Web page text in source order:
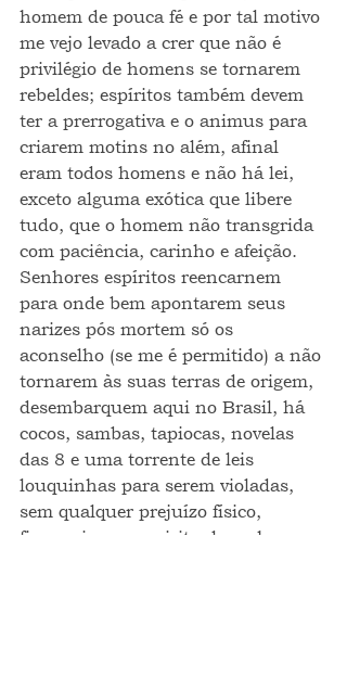
homem de pouca fé e por tal motivo
me vejo levado a crer que não é
privilégio de homens se tornarem
rebeldes; espíritos também devem
ter a prerrogativa e o animus para
criarem motins no além, afinal
eram todos homens e não há lei,
exceto alguma exótica que libere
tudo, que o homem não transgrida
com paciência, carinho e afeição.
Senhores espíritos reencarnem
para onde bem apontarem seus
narizes pós mortem só os
aconselho (se me é permitido) a não
tornarem às suas terras de origem,
desembarquem aqui no Brasil, há
cocos, sambas, tapiocas, novelas
das 8 e uma torrente de leis
louquinhas para serem violadas,
sem qualquer prejuízo físico,
financeiro ou espiritual, venham